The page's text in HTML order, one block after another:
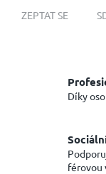
ZEPTAT SE
Díky
férovou